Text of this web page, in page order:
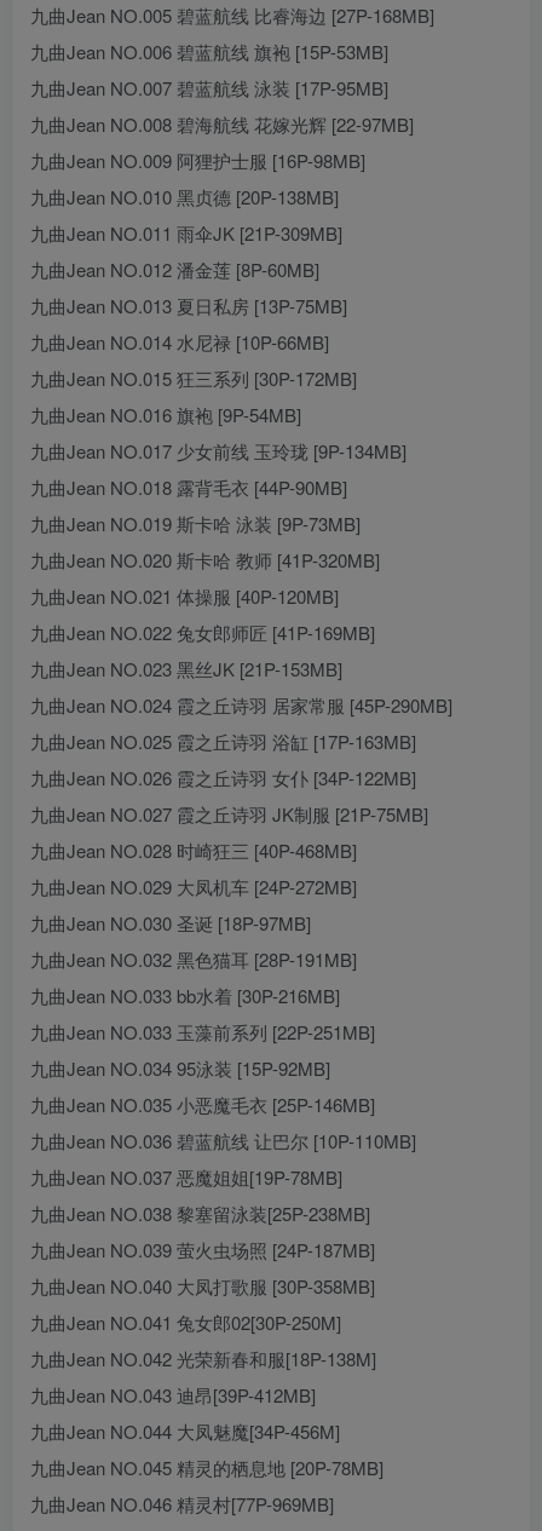
九曲Jean NO.005 碧蓝航线 比睿海边 [27P-168MB]
九曲Jean NO.006 碧蓝航线 旗袍 [15P-53MB]
九曲Jean NO.007 碧蓝航线 泳装 [17P-95MB]
九曲Jean NO.008 碧海航线 花嫁光辉 [22-97MB]
九曲Jean NO.009 阿狸护士服 [16P-98MB]
九曲Jean NO.010 黑贞德 [20P-138MB]
九曲Jean NO.011 雨伞JK [21P-309MB]
九曲Jean NO.012 潘金莲 [8P-60MB]
九曲Jean NO.013 夏日私房 [13P-75MB]
九曲Jean NO.014 水尼禄 [10P-66MB]
九曲Jean NO.015 狂三系列 [30P-172MB]
九曲Jean NO.016 旗袍 [9P-54MB]
九曲Jean NO.017 少女前线 玉玲珑 [9P-134MB]
九曲Jean NO.018 露背毛衣 [44P-90MB]
九曲Jean NO.019 斯卡哈 泳装 [9P-73MB]
九曲Jean NO.020 斯卡哈 教师 [41P-320MB]
九曲Jean NO.021 体操服 [40P-120MB]
九曲Jean NO.022 兔女郎师匠 [41P-169MB]
九曲Jean NO.023 黑丝JK [21P-153MB]
九曲Jean NO.024 霞之丘诗羽 居家常服 [45P-290MB]
九曲Jean NO.025 霞之丘诗羽 浴缸 [17P-163MB]
九曲Jean NO.026 霞之丘诗羽 女仆 [34P-122MB]
九曲Jean NO.027 霞之丘诗羽 JK制服 [21P-75MB]
九曲Jean NO.028 时崎狂三 [40P-468MB]
九曲Jean NO.029 大凤机车 [24P-272MB]
九曲Jean NO.030 圣诞 [18P-97MB]
九曲Jean NO.032 黑色猫耳 [28P-191MB]
九曲Jean NO.033 bb水着 [30P-216MB]
九曲Jean NO.033 玉藻前系列 [22P-251MB]
九曲Jean NO.034 95泳装 [15P-92MB]
九曲Jean NO.035 小恶魔毛衣 [25P-146MB]
九曲Jean NO.036 碧蓝航线 让巴尔 [10P-110MB]
九曲Jean NO.037 恶魔姐姐[19P-78MB]
九曲Jean NO.038 黎塞留泳装[25P-238MB]
九曲Jean NO.039 萤火虫场照 [24P-187MB]
九曲Jean NO.040 大凤打歌服 [30P-358MB]
九曲Jean NO.041 兔女郎02[30P-250M]
九曲Jean NO.042 光荣新春和服[18P-138M]
九曲Jean NO.043 迪昂[39P-412MB]
九曲Jean NO.044 大凤魅魔[34P-456M]
九曲Jean NO.045 精灵的栖息地 [20P-78MB]
九曲Jean NO.046 精灵村[77P-969MB]